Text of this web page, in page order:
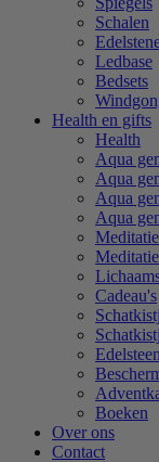
Schalen
Ledbase
Bedsets
Health en gifts
Health
Aqua
Aqua
Aqua
Aqua
Cadeau's
Boeken
Over ons
Contact